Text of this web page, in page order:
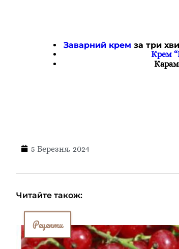
Заварний крем за три
Крем
5 Березня, 2024
Читайте також:
Рецепти